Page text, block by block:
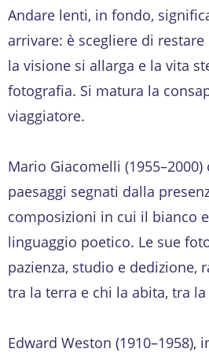
Andare lenti, in fondo,
arrivare: è scegliere di
la visione si allarga e la vita
fotografia. Si matura la
viaggiatore.
Mario Giacomelli
paesaggi segnati dalla
composizioni in cui il bianco
linguaggio poetico. Le sue
pazienza, studio e dedizione,
tra la terra e chi la abita, tra
Edward Weston (1910–1958),